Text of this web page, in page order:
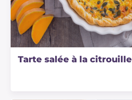
Tarte salée à la citrouille